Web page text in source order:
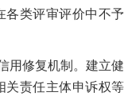
各类评审评价中不予
用修复机制。建立健
关责任主体申诉权等